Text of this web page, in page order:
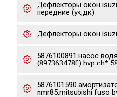
Дефлекторы окон
передние (ук,дк)
Дефлекторы окон
5876100891 насос
(8973634780) bvp ch*
5876101590
nmr85,mitsubishi fuso